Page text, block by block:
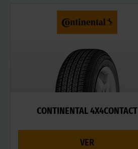
CONTINENTAL 4X4CONTACT
VER